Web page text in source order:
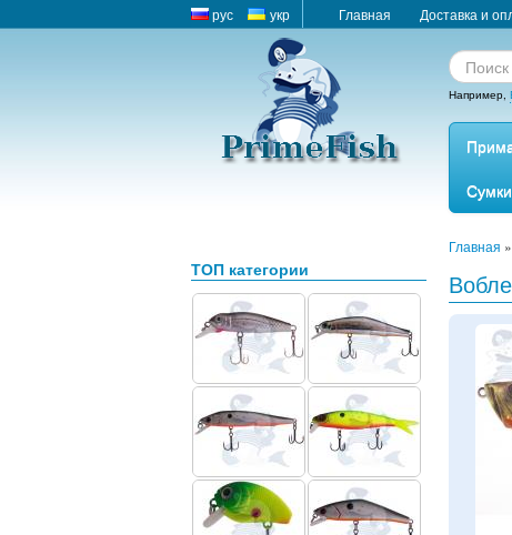
рус укр Главная Доставка и
Например,
ТОП категории
Главная »